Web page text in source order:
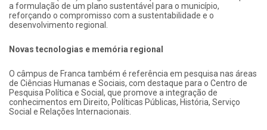
a formulação de um plano sustentável para o município,
reforçando o compromisso com a sustentabilidade e o
desenvolvimento regional.
Novas tecnologias e memória regional
O câmpus de Franca também é referência em pesquisa nas áreas
de Ciências Humanas e Sociais, com destaque para o Centro de
Pesquisa Política e Social, que promove a integração de
conhecimentos em Direito, Políticas Públicas, História, Serviço
Social e Relações Internacionais.